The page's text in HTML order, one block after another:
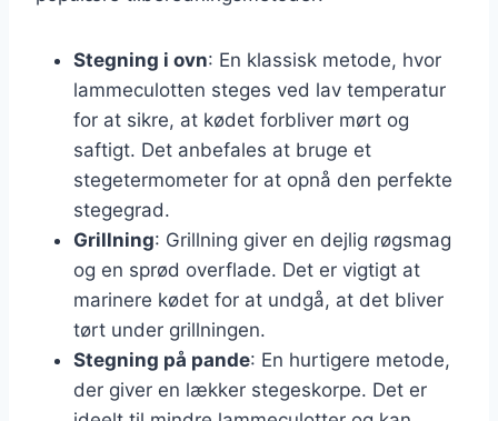
Stegning i ovn: En klassisk metode, hvor
lammeculotten steges ved lav temperatur
for at sikre, at kødet forbliver mørt og
saftigt. Det anbefales at bruge et
stegetermometer for at opnå den perfekte
stegegrad.
Grillning: Grillning giver en dejlig røgsmag
og en sprød overflade. Det er vigtigt at
marinere kødet for at undgå, at det bliver
tørt under grillningen.
Stegning på pande: En hurtigere metode,
der giver en lækker stegeskorpe. Det er